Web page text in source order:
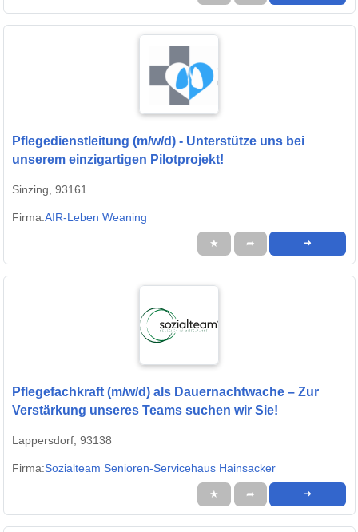
Pflegedienstleitung (m/w/d) - Unterstütze uns bei
unserem einzigartigen Pilotprojekt!
Sinzing, 93161
Firma:AIR-Leben Weaning
★ ➦ ➜
Pflegefachkraft (m/w/d) als Dauernachtwache – Zur
Verstärkung unseres Teams suchen wir Sie!
Lappersdorf, 93138
Firma:Sozialteam Senioren-Servicehaus Hainsacker
★ ➦ ➜